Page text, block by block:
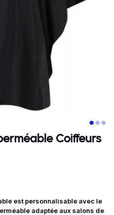
Coiffeurs
est personnalisable avec le
adaptée aux salons de